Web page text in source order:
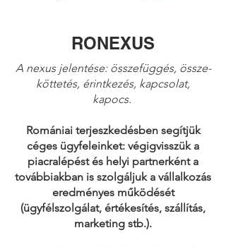
RONEXUS
A nexus jelentése: összefüggés, össze­
köttetés, érintkezés, kapcsolat,
kapocs.
Romániai terjeszkedésben segítjük
céges ügyfeleinket: végigvisszük a
piacralépést és helyi partnerként a
továbbiakban is szolgáljuk a vállalkozás
eredményes működését
(ügyfélszolgálat, értékesítés, szállítás,
marketing stb.).